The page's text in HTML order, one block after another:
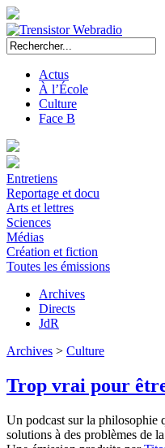
Actus
À l’École
Culture
Face B
Entretiens
Reportage et docu
Arts et lettres
Sciences
Médias
Création et fiction
Toutes les émissions
Archives
Directs
JdR
Archives > Culture
Trop vrai pour
Un podcast sur la philosophie
solutions à des problèmes de